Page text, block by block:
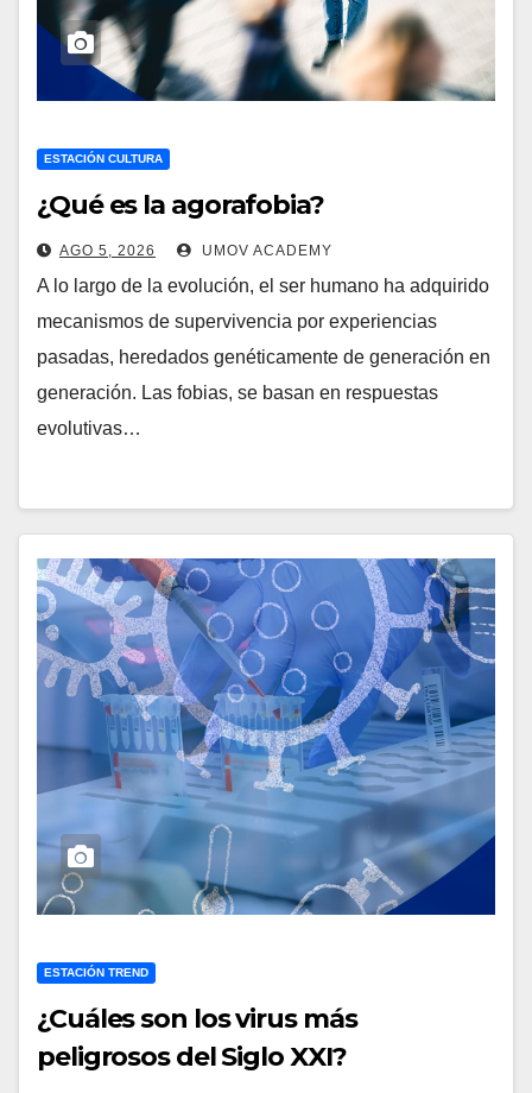
ESTACIÓN CULTURA
¿Qué es la agorafobia?
AGO 5, 2026 UMOV ACADEMY
A lo largo de la evolución, el ser humano ha adquirido
mecanismos de supervivencia por experiencias
pasadas, heredados genéticamente de generación en
generación. Las fobias, se basan en respuestas
evolutivas…
ESTACIÓN TREND
¿Cuáles son los virus más
peligrosos del Siglo XXI?